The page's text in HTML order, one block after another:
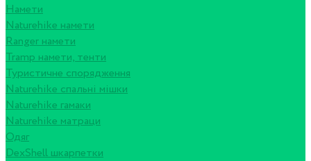
Намети
Naturehike намети
Ranger намети
Tramp намети, тенти
Туристичне спорядження
Naturehike спальні мішки
Naturehike гамаки
Naturehike матраци
Одяг
DexShell шкарпетки